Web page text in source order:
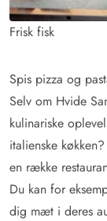
Frisk fisk
Spis pizza og
Selv om Hvide
kulinariske
italienske
en række
Du kan for
dig mæt i deres